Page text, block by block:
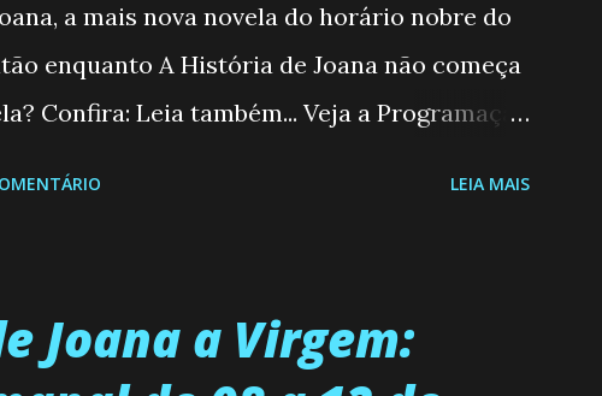
a mais nova novela do horário nobre do
enquanto A História de Joana não começa
Confira: Leia também... Veja a Programação
o que não é fácil, já que dedica todas as
LEIA MAIS
Joana a Virgem: